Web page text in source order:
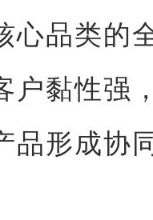
心品类的
户黏性强
品形成协